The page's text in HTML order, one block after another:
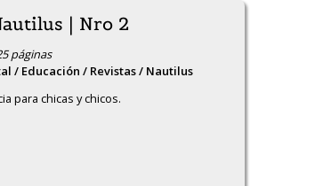
| Nro 2
páginas
/ Educación / Revistas / Nautilus
para chicas y chicos.